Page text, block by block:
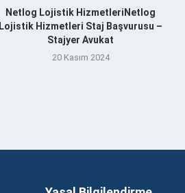
Netlog Lojistik HizmetleriNetlog
Lojistik Hizmetleri Staj Başvurusu –
Stajyer Avukat
20 Kasım 2024